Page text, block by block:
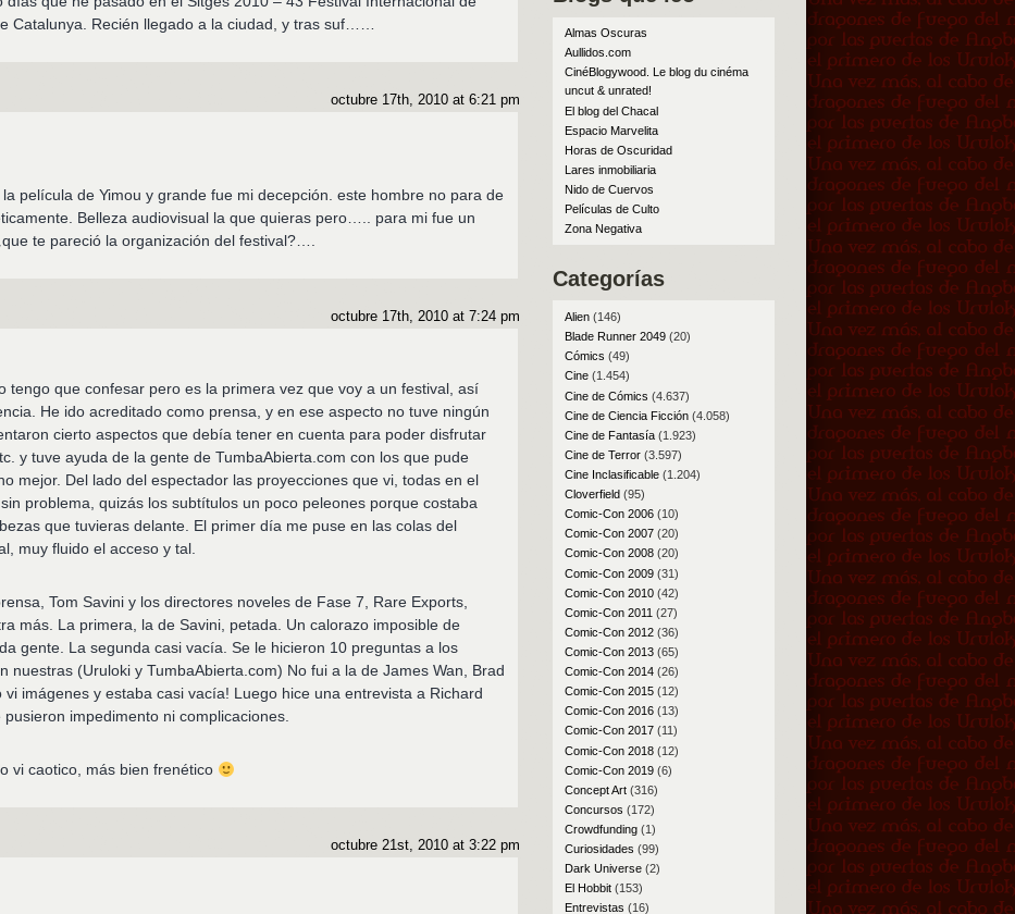
Catalunya. Recién llegado a la ciudad, y tras suf……
octubre 17th, 2010 at 6:21 pm
película de Yimou y grande fue mi decepción. este hombre no para de
Belleza audiovisual la que quieras pero….. para mi fue un
te pareció la organización del festival?….
octubre 17th, 2010 at 7:24 pm
tengo que confesar pero es la primera vez que voy a un festival, así
He ido acreditado como prensa, y en ese aspecto no tuve ningún
cierto aspectos que debía tener en cuenta para poder disfrutar
y tuve ayuda de la gente de TumbaAbierta.com con los que pude
mejor. Del lado del espectador las proyecciones que vi, todas en el
problema, quizás los subtítulos un poco peleones porque costaba
que tuvieras delante. El primer día me puse en las colas del
muy fluido el acceso y tal.
Tom Savini y los directores noveles de Fase 7, Rare Exports,
más. La primera, la de Savini, petada. Un calorazo imposible de
gente. La segunda casi vacía. Se le hicieron 10 preguntas a los
nuestras (Uruloki y TumbaAbierta.com) No fui a la de James Wan, Brad
vi imágenes y estaba casi vacía! Luego hice una entrevista a Richard
pusieron impedimento ni complicaciones.
vi caotico, más bien frenético
octubre 21st, 2010 at 3:22 pm
Almas Oscuras
Aullidos.com
CinéBlogywood. Le blog du cinéma
uncut & unrated!
El blog del Chacal
Espacio Marvelita
Horas de Oscuridad
Lares inmobiliaria
Nido de Cuervos
Películas de Culto
Zona Negativa
Categorías
Alien(146)
Blade Runner 2049(20)
Cómics (49)
Cine(1.454)
Cine de Cómics (4.637)
Cine de Ciencia Ficción(4.058)
Cine de Fantasía(1.923)
Cine de Terror(3.597)
Cine Inclasificable(1.204)
Cloverfield(95)
Comic-Con 2006(10)
Comic-Con 2007(20)
Comic-Con 2008(20)
Comic-Con 2009(31)
Comic-Con 2010(42)
Comic-Con 2011 (27)
Comic-Con 2012(36)
Comic-Con 2013(65)
Comic-Con 2014(26)
Comic-Con 2015(12)
Comic-Con 2016(13)
Comic-Con 2017(11)
Comic-Con 2018(12)
Comic-Con 2019(6)
Concept Art(316)
Concursos (172)
Crowdfunding(1)
Curiosidades (99)
Dark Universe(2)
El Hobbit(153)
Entrevistas (16)